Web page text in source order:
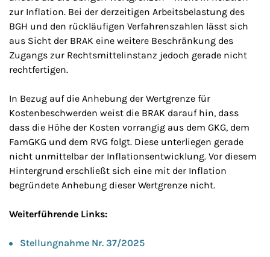
zur Inflation. Bei der derzeitigen Arbeitsbelastung des
BGH und den rückläufigen Verfahrenszahlen lässt sich
aus Sicht der BRAK eine weitere Beschränkung des
Zugangs zur Rechtsmittelinstanz jedoch gerade nicht
rechtfertigen.
In Bezug auf die Anhebung der Wertgrenze für
Kostenbeschwerden weist die BRAK darauf hin, dass
dass die Höhe der Kosten vorrangig aus dem GKG, dem
FamGKG und dem RVG folgt. Diese unterliegen gerade
nicht unmittelbar der Inflationsentwicklung. Vor diesem
Hintergrund erschließt sich eine mit der Inflation
begründete Anhebung dieser Wertgrenze nicht.
Weiterführende Links:
Stellungnahme Nr. 37/2025